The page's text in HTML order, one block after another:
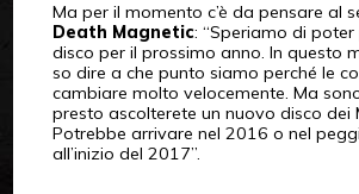
Ma per il momento c’è da pensare al
Death Magnetic: “Speriamo di
disco per il prossimo anno. In questo
so dire a che punto siamo perché le
cambiare molto velocemente. Ma
presto ascolterete un nuovo disco dei
Potrebbe arrivare nel 2016 o nel
all’inizio del 2017”.